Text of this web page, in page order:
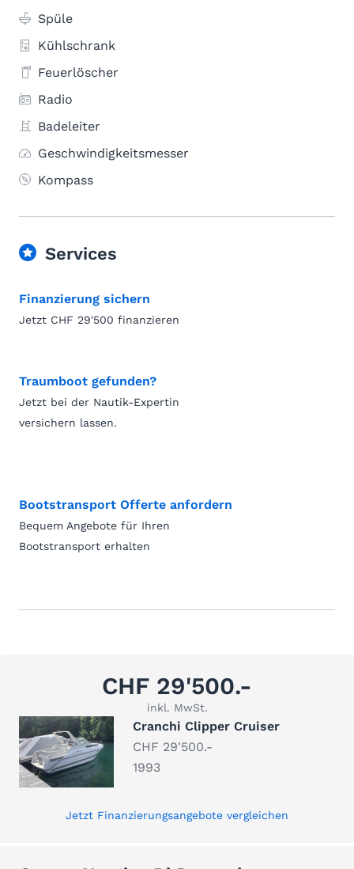
Spüle
Kühlschrank
Feuerlöscher
Radio
Badeleiter
Geschwindigkeitsmesser
Kompass
Services
Finanzierung sichern
Jetzt CHF 29'500 finanzieren
Traumboot gefunden?
Jetzt bei der Nautik-Expertin
versichern lassen.
Bootstransport Offerte anfordern
Bequem Angebote für Ihren
Bootstransport erhalten
CHF 29'500.-
inkl. MwSt.
Cranchi Clipper Cruiser
CHF 29'500.-
1993
Jetzt Finanzierungsangebote vergleichen